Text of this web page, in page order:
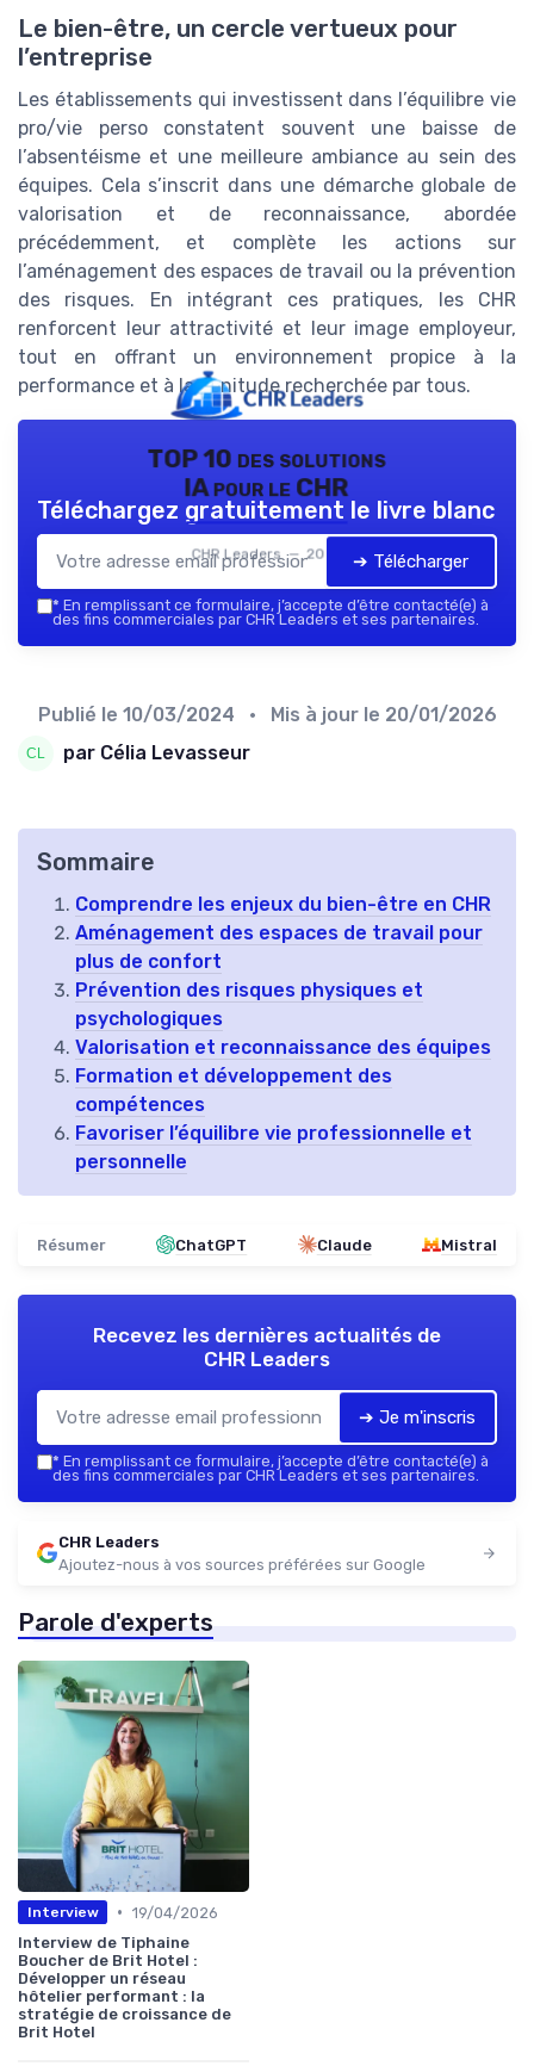
Le bien-être, un cercle vertueux pour
l’entreprise
Les établissements qui investissent dans l’équilibre vie
pro/vie perso constatent souvent une baisse de
l’absentéisme et une meilleure ambiance au sein des
équipes. Cela s’inscrit dans une démarche globale de
valorisation et de reconnaissance, abordée
précédemment, et complète les actions sur
l’aménagement des espaces de travail ou la prévention
des risques. En intégrant ces pratiques, les CHR
renforcent leur attractivité et leur image employeur,
tout en offrant un environnement propice à la
performance et à la zenitude recherchée par tous.
TOP 10 des solutions
IA pour le CHR
CHR Leaders — 2026
Téléchargez gratuitement le livre blanc
➔ Télécharger
* En remplissant ce formulaire, j’accepte d’être contacté(e) à
des fins commerciales par CHR Leaders et ses partenaires.
Publié le 10/03/2024 • Mis à jour le 20/01/2026
par Célia Levasseur
Sommaire
Comprendre les enjeux du bien-être en CHR
Aménagement des espaces de travail pour
plus de confort
Prévention des risques physiques et
psychologiques
Valorisation et reconnaissance des équipes
Formation et développement des
compétences
Favoriser l’équilibre vie professionnelle et
personnelle
Résumer ChatGPT Claude Mistral
Recevez les dernières actualités de
CHR Leaders
➔ Je m'inscris
* En remplissant ce formulaire, j’accepte d’être contacté(e) à
des fins commerciales par CHR Leaders et ses partenaires.
CHR Leaders
Ajoutez-nous à vos sources préférées sur Google
Parole d'experts
Interview • 19/04/2026
Interview de Tiphaine
Boucher de Brit Hotel :
Développer un réseau
hôtelier performant : la
stratégie de croissance de
Brit Hotel